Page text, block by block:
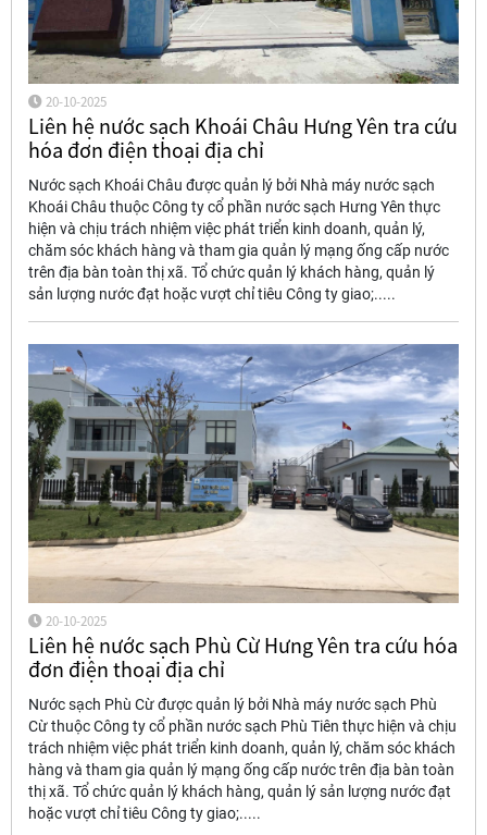
20-10-2025
Liên hệ nước sạch Khoái Châu Hưng Yên tra cứu
hóa đơn điện thoại địa chỉ
Nước sạch Khoái Châu được quản lý bởi Nhà máy nước sạch
Khoái Châu thuộc Công ty cổ phần nước sạch Hưng Yên thực
hiện và chịu trách nhiệm việc phát triển kinh doanh, quản lý,
chăm sóc khách hàng và tham gia quản lý mạng ống cấp nước
trên địa bàn toàn thị xã. Tổ chức quản lý khách hàng, quản lý
sản lượng nước đạt hoặc vượt chỉ tiêu Công ty giao;.....
20-10-2025
Liên hệ nước sạch Phù Cừ Hưng Yên tra cứu hóa
đơn điện thoại địa chỉ
Nước sạch Phù Cừ được quản lý bởi Nhà máy nước sạch Phù
Cừ thuộc Công ty cổ phần nước sạch Phù Tiên thực hiện và chịu
trách nhiệm việc phát triển kinh doanh, quản lý, chăm sóc khách
hàng và tham gia quản lý mạng ống cấp nước trên địa bàn toàn
thị xã. Tổ chức quản lý khách hàng, quản lý sản lượng nước đạt
hoặc vượt chỉ tiêu Công ty giao;.....